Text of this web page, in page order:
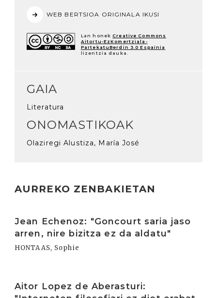
WEB BERTSIOA ORIGINALA IKUSI
Lan honek Creative Commons
Aitortu-EzKomertziala-
PartekatuBerdin 3.0 Espainia
lizentzia dauka.
GAIA
Literatura
ONOMASTIKOAK
Olaziregi Alustiza, María José
AURREKO ZENBAKIETAN
Jean Echenoz: "Goncourt saria jaso
arren, nire bizitza ez da aldatu"
HONTAAS, Sophie
Aitor Lopez de Aberasturi: